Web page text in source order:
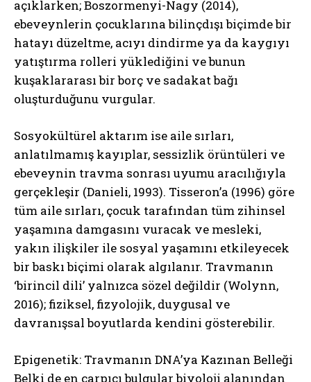
açıklarken; Boszormenyi-Nagy (2014),
ebeveynlerin çocuklarına bilinçdışı biçimde bir
hatayı düzeltme, acıyı dindirme ya da kaygıyı
yatıştırma rolleri yüklediğini ve bunun
kuşaklararası bir borç ve sadakat bağı
oluşturduğunu vurgular.
Sosyokültürel aktarım ise aile sırları,
anlatılmamış kayıplar, sessizlik örüntüleri ve
ebeveynin travma sonrası uyumu aracılığıyla
gerçekleşir (Danieli, 1993). Tisseron’a (1996) göre
tüm aile sırları, çocuk tarafından tüm zihinsel
yaşamına damgasını vuracak ve mesleki,
yakın ilişkiler ile sosyal yaşamını etkileyecek
bir baskı biçimi olarak algılanır. Travmanın
‘birincil dili’ yalnızca sözel değildir (Wolynn,
2016); fiziksel, fizyolojik, duygusal ve
davranışsal boyutlarda kendini gösterebilir.
Epigenetik: Travmanın DNA’ya Kazınan Belleği
Belki de en çarpıcı bulgular biyoloji alanından